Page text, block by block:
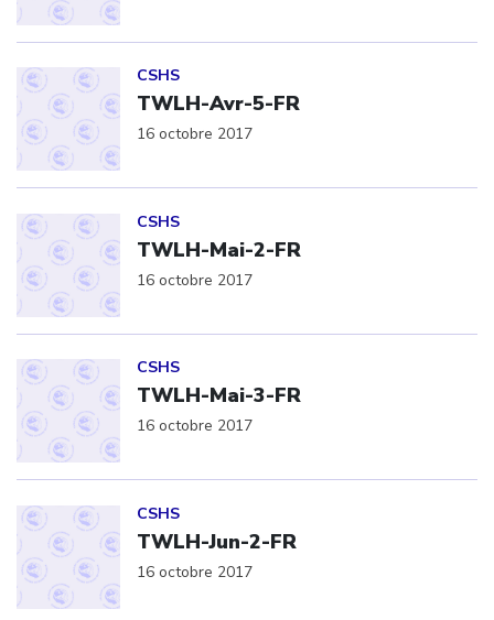
CSHS
TWLH-Avr-5-FR
16 octobre 2017
CSHS
TWLH-Mai-2-FR
16 octobre 2017
CSHS
TWLH-Mai-3-FR
16 octobre 2017
CSHS
TWLH-Jun-2-FR
16 octobre 2017